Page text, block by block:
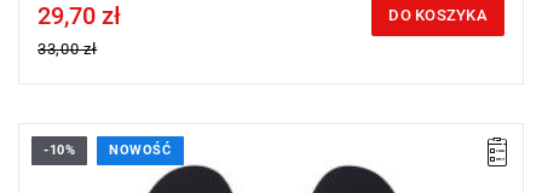
Price tax included
29,70 zł
33,00 zł
DO KOSZYKA
-10% NOWOŚĆ